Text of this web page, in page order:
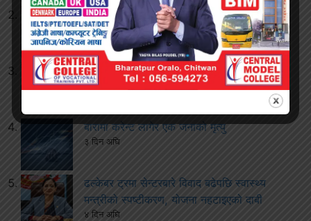
घुस आरोप लागेका कर्मचारीलाई जीतपुरसिमरा
उपमहानगरबाट हटाइयो
२ दिन अघि
जीतपुरसिमरामा पान बन्द गर्ने क्रममा घुस लिएको
आरोप
बारामा करेन्ट लागेर एक जनाको मृत्यु
३ दिन अघि
ढल्केबर ट्रमा सेन्टरबारे विवाद बढेपछि स्वास्थ्य
मन्त्रीको स्पष्टीकरण, योजना नहटाइएको दाबी
४ दिन अघि